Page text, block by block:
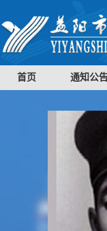
首页 通知公